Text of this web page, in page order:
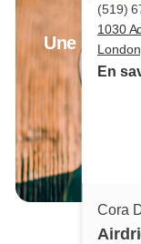
(519)
1030
En
Cora
6e
Une